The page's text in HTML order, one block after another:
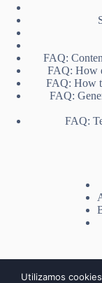
FAQ:
FAQ: How
FAQ: How
FAQ:
FAQ:
Utilizamos